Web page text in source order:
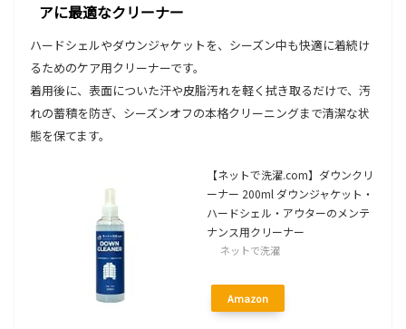
アに最適なクリーナー
ハードシェルやダウンジャケットを、シーズン中も快適に着続け
るためのケア用クリーナーです。
着用後に、表面についた汗や皮脂汚れを軽く拭き取るだけで、汚
れの蓄積を防ぎ、シーズンオフの本格クリーニングまで清潔な状
態を保てます。
【ネットで洗濯.com】ダウンクリ
ーナー 200ml ダウンジャケット・
ハードシェル・アウターのメンテ
ナンス用クリーナー
ネットで洗濯
Amazon